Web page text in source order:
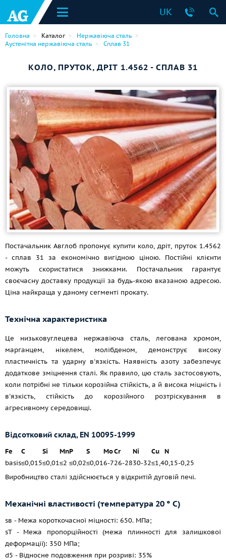
UK
Головна Каталог
Нержавіюча сталь
Аустенітна нержавіюча сталь
Сплав 31
КОЛО, ПРУТОК, ДРІТ 1.4562 - СПЛАВ 31
Постачальник Авглоб пропонує купити коло, дріт, пруток 1.4562
- сплав 31 за економічно вигідною ціною. Постійні клієнти
можуть скористатися знижками. Постачальник гарантує
своєчасну доставку продукції за будь-якою вказаною адресою.
Ціна найкраща у даному сегменті прокату.
Технічна характеристика
Це низьковуглецева нержавіюча сталь, легована хромом,
марганцем, нікелем, молібденом, демонструє високу
пластичність та ударну в'язкість. Наявність азоту забезпечує
додаткове зміцнення сталі. Як правило, цю сталь застосовують,
коли потрібні не тільки корозійна стійкість, а й висока міцність і
в'язкість, стійкість до корозійного розтріскування в
агресивному середовищі.
Відсотковий склад, EN 10095-1999
Fe C Si MnP S MoCr Ni Cu N
basis≤0,015≤0,01≤2 ≤0,02≤0,016-726-2830-32≤1,40,15-0,25
Виробництво сталі здійснюється у відкритій дуговій печі.
Механічні властивості (температура 20 ° С)
sв - Межа короткочасної міцності: 650. МПа;
sT - Межа пропорційності (межа плинності для залишкової
деформації): 350 МПа;
d5 - Відносне подовження при розриві: 35%